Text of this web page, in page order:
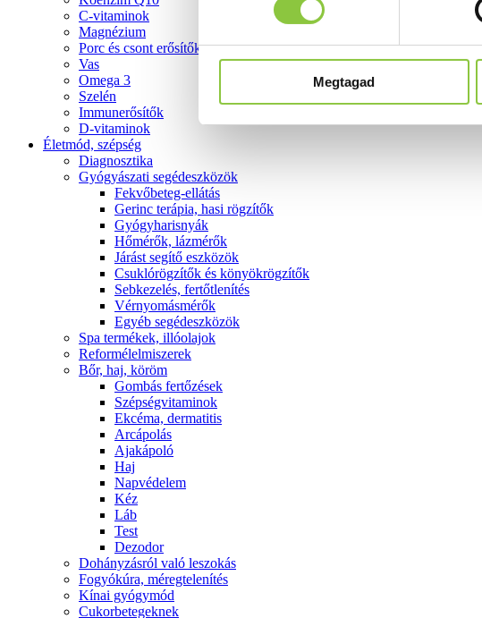
Megtagad
C-vitaminok
Magnézium
Porc és csont erősítők
Vas
Omega 3
Szelén
Immunerősítők
D-vitaminok
Életmód, szépség
Diagnosztika
Gyógyászati segédeszközök
Fekvőbeteg-ellátás
Gerinc terápia, hasi rögzítők
Gyógyharisnyák
Hőmérők, lázmérők
Járást segítő eszközök
Csuklórögzítők és könyökrögzítők
Sebkezelés, fertőtlenítés
Vérnyomásmérők
Egyéb segédeszközök
Spa termékek, illóolajok
Reformélelmiszerek
Bőr, haj, köröm
Gombás fertőzések
Szépségvitaminok
Ekcéma, dermatitis
Arcápolás
Ajakápoló
Haj
Napvédelem
Kéz
Láb
Test
Dezodor
Dohányzásról való leszokás
Fogyókúra, méregtelenítés
Kínai gyógymód
Cukorbetegeknek